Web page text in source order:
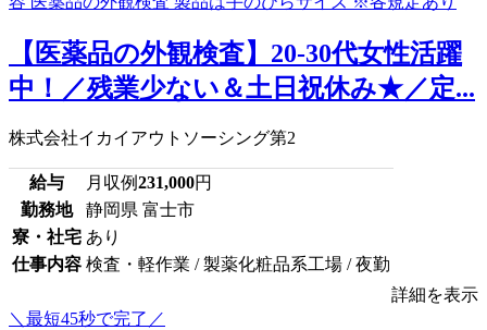
【医薬品の外観検査】20-30代女性活躍
中！／残業少ない＆土日祝休み★／定...
株式会社イカイアウトソーシング第2
給与 月収例231,000円
勤務地
静岡県 富士市
寮・社宅 あり
仕事内容 検査・軽作業 / 製薬化粧品系工場 / 夜勤
詳細を表示
＼最短45秒で完了／